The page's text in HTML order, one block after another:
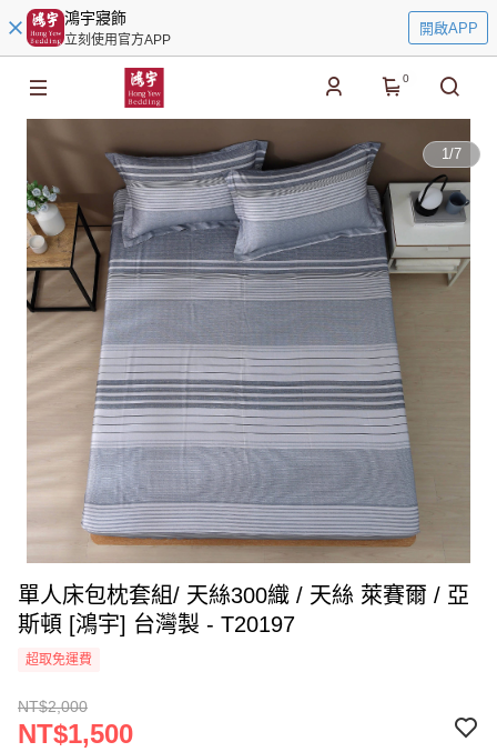
鴻宇寢飾
立刻使用官方APP
開啟APP
0
1/7
單人床包枕套組/ 天絲300織 / 天絲 萊賽爾 / 亞
斯頓 [鴻宇] 台灣製 - T20197
超取免運費
NT$2,000
NT$1,500